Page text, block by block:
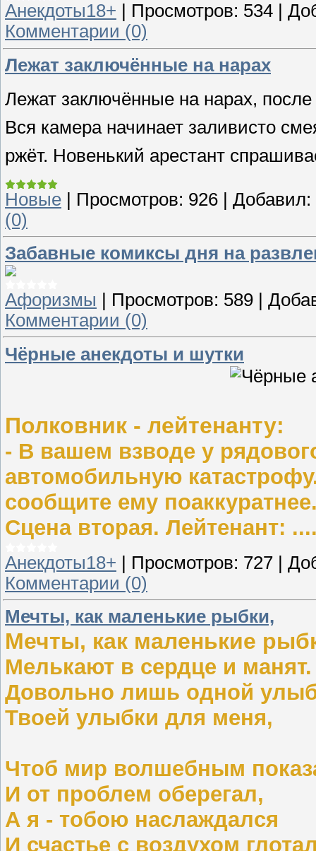
Анекдоты18+ Просмотров: 534
Комментарии (0)
Лежат заключённые на нарах
Лежат заключённые на нарах,
Вся камера начинает заливисто
ржёт. Новенький арестант
Новые | Просмотров: 926 | Добавил:
(0)
Забавные комиксы дня на
Афоризмы Просмотров: 589
Комментарии (0)
Чёрные анекдоты и шутки
Полковник - лейтенанту:
- В вашем взводе у
автомобильную
сообщите ему
Сцена вторая. Лейтенант:
Анекдоты18+ | Просмотров: 727 |
Комментарии (0)
Мечты, как маленькие рыбки,
Мечты, как маленькие
Мелькают в сердце и манят.
Довольно лишь одной
Твоей улыбки для меня,
Чтоб мир волшебным
И от проблем оберегал,
А я - тобою наслаждался
И счастье с воздухом